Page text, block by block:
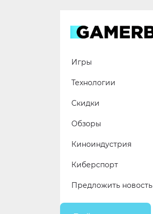
Игры
Технологии
Скидки
Обзоры
Киноиндустрия
Киберспорт
Предложить новость